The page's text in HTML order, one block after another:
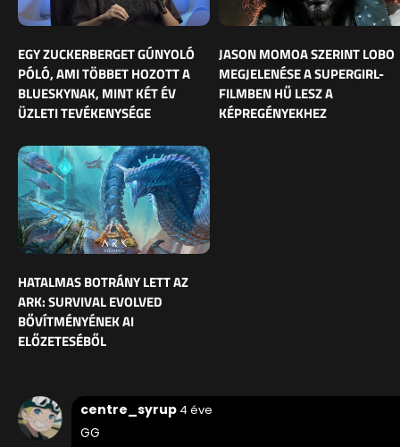
EGY ZUCKERBERGET GÚNYOLÓ
PÓLÓ, AMI TÖBBET HOZOTT A
BLUESKYNAK, MINT KÉT ÉV
ÜZLETI TEVÉKENYSÉGE
JASON MOMOA SZERINT LOBO
MEGJELENÉSE A SUPERGIRL-
FILMBEN HŰ LESZ A
KÉPREGÉNYEKHEZ
HATALMAS BOTRÁNY LETT AZ
ARK: SURVIVAL EVOLVED
BŐVÍTMÉNYÉNEK AI
ELŐZETESÉBŐL
centre_syrup 4 éve
GG